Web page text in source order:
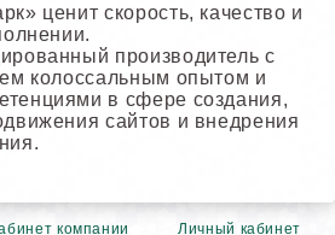
ценит скорость, качество и
производитель с
колоссальным опытом и
в сфере создания,
сайтов и внедрения
компании
Личный кабинет